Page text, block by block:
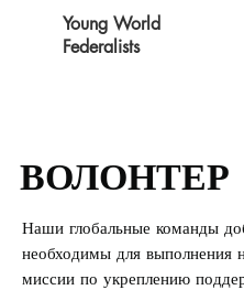
Young World
Federalists
ВОЛОНТЕР
Наши глобальные команды
необходимы для выполнения
миссии по укреплению